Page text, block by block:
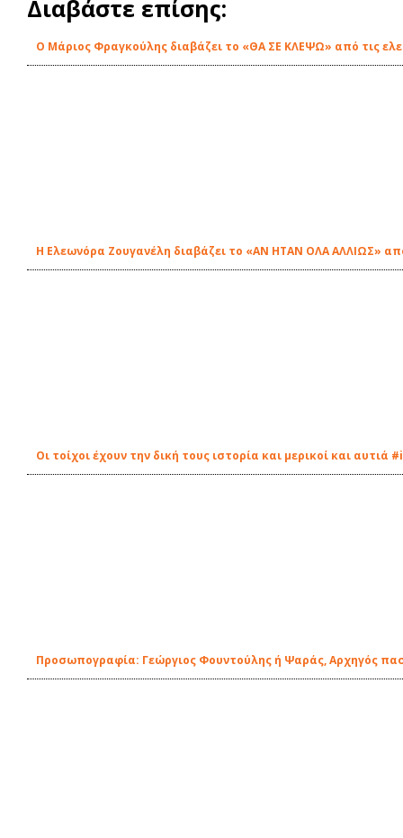
Διαβάστε επίσης:
O Μάριος Φραγκούλης διαβάζει το «ΘΑ ΣΕ ΚΛΕΨΩ» από τις
Η Ελεωνόρα Ζουγανέλη διαβάζει το «ΑΝ ΗΤΑΝ ΟΛΑ ΑΛΛΙΩΣ»
Οι τοίχοι έχουν την δική τους ιστορία και μερικοί και αυτιά
Προσωπογραφία: Γεώργιος Φουντούλης ή Ψαράς, Αρχηγός